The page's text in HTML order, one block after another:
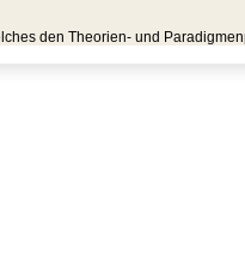
den Theorien- und